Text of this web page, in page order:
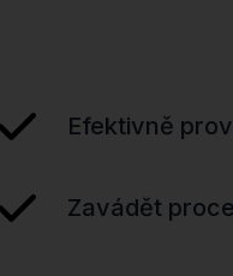
Efektivně
Zavádět